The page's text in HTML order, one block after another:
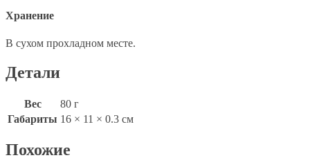
Хранение
В сухом прохладном месте.
Детали
Вес
80 г
Габариты 16 × 11 × 0.3 см
Похожие